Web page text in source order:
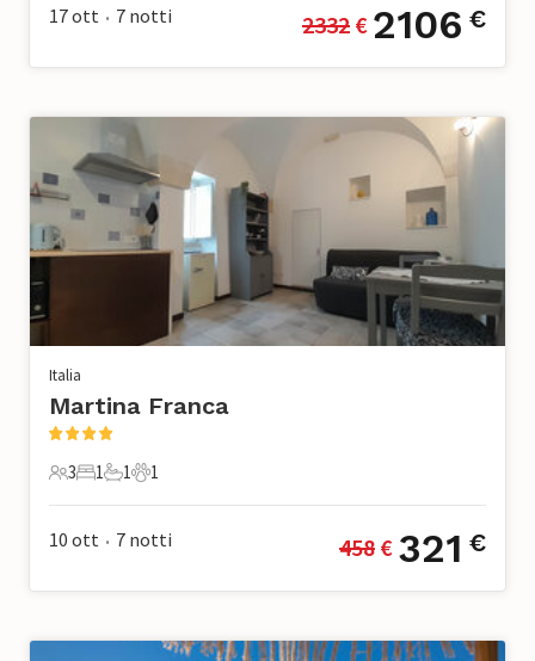
17 ott • 7 notti 2332 € 2106 €
Italia
Martina Franca
3 Ospiti
3
1 Camera da letto
1
1 Bagno
1
1 Animale domestico
1
10 ott • 7 notti 458 € 321 €